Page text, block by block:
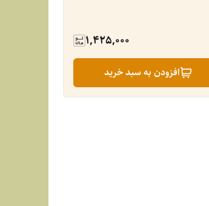
1,425,000
افزودن به سبد خرید